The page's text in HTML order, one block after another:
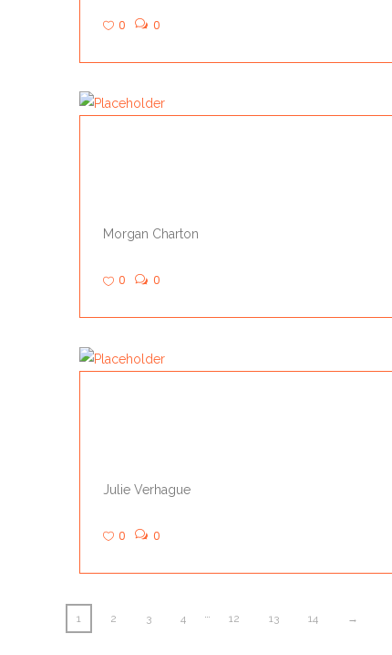
0 0
Morgan Charton
0 0
Julie Verhague
0 0
1 2 3 4 12 13 14 →